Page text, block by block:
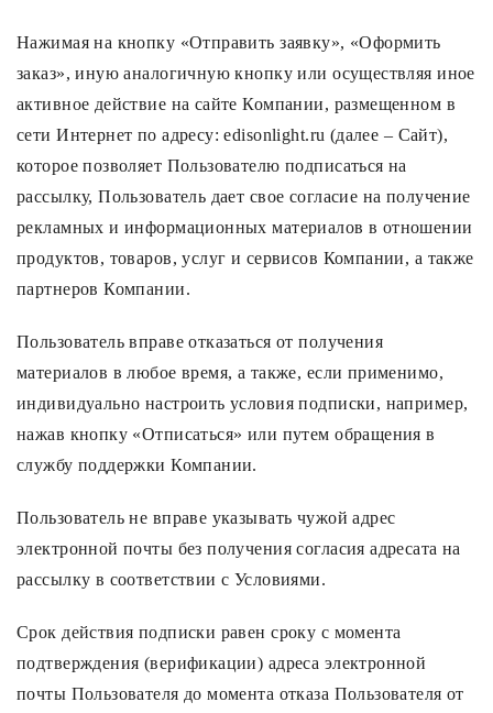
Уличное освещение
Розетки и выключатели
Интерьерная подсветка
Светодиодная лента
Предметы интерьера
Фонари
Лампочки
Акции
Нажимая на кнопку «Отправить заявку», «Оформить
заказ», иную аналогичную кнопку или осуществляя иное
активное действие на сайте Компании, размещенном в
сети Интернет по адресу: edisonlight.ru (далее – Сайт),
которое позволяет Пользователю подписаться на
рассылку, Пользователь дает свое согласие на получение
рекламных и информационных материалов в отношении
продуктов, товаров, услуг и сервисов Компании, а также
партнеров Компании.
Пользователь вправе отказаться от получения
материалов в любое время, а также, если применимо,
индивидуально настроить условия подписки, например,
нажав кнопку «Отписаться» или путем обращения в
службу поддержки Компании.
Пользователь не вправе указывать чужой адрес
электронной почты без получения согласия адресата на
рассылку в соответствии с Условиями.
Срок действия подписки равен сроку с момента
подтверждения (верификации) адреса электронной
почты Пользователя до момента отказа Пользователя от